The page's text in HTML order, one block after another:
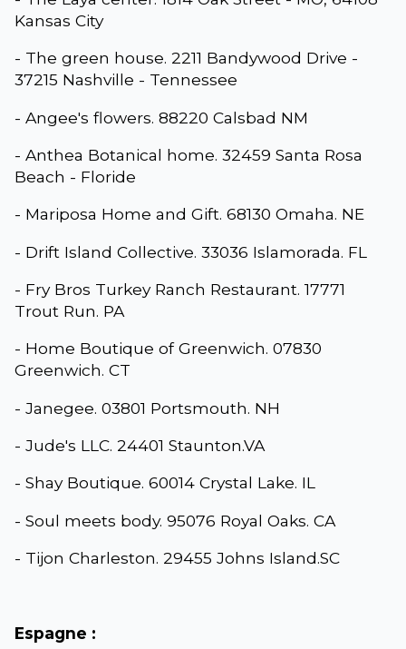
Kansas City
- The green house. 2211 Bandywood Drive -
37215 Nashville - Tennessee
- Angee's flowers. 88220 Calsbad NM
- Anthea Botanical home. 32459 Santa Rosa
Beach - Floride
- Mariposa Home and Gift. 68130 Omaha. NE
- Drift Island Collective. 33036 Islamorada. FL
- Fry Bros Turkey Ranch Restaurant. 17771
Trout Run. PA
- Home Boutique of Greenwich. 07830
Greenwich. CT
- Janegee. 03801 Portsmouth. NH
- Jude's LLC. 24401 Staunton.VA
- Shay Boutique. 60014 Crystal Lake. IL
- Soul meets body. 95076 Royal Oaks. CA
- Tijon Charleston. 29455 Johns Island.SC
Espagne :